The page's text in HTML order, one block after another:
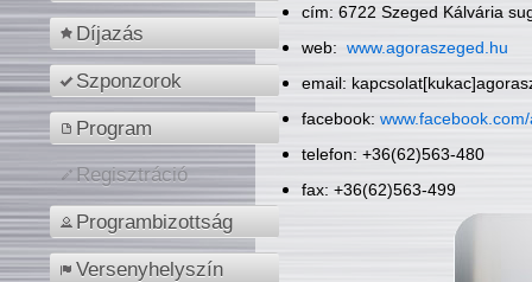
Díjazás
Szponzorok
Program
Regisztráció
Programbizottság
Versenyhelyszín
cím: 6722 Szeged Kálvária
web: www.agoraszeged.hu
email:
facebook:
telefon: +36(62)563-480
fax: +36(62)563-499